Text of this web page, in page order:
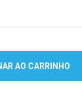
AO CARRINHO